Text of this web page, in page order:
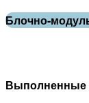
Блочно-
Выполненные